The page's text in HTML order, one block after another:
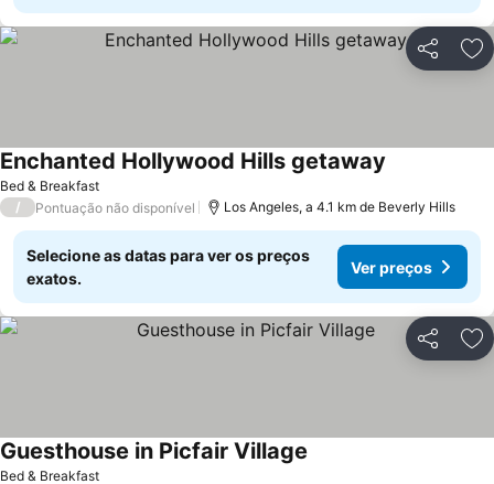
Partilhar
Bed & Breakfast
Enchanted Hollywood Hills getaway
/ Pontuação não disponível Los Angeles, a 4.1 km de Beverly Hills
Selecione as datas para ver os preços
exatos.
Ver preços
Partilhar
Bed & Breakfast
Guesthouse in Picfair Village